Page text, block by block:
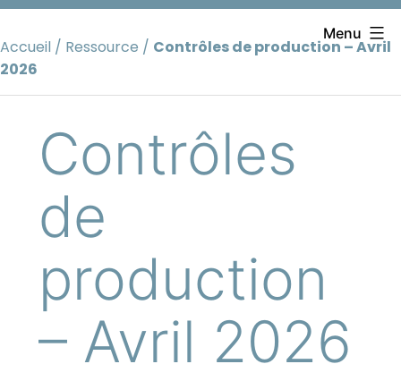
Aller
contenu
Menu
Accueil / Ressource / Contrôles de production – Avril
2026
Contrôles
de
production
– Avril 2026